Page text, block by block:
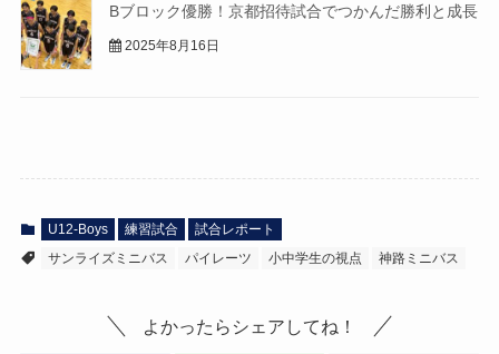
Bブロック優勝！京都招待試合でつかんだ勝利と成長
2025年8月16日
U12-Boys 練習試合
試合レポート
サンライズミニバス
パイレーツ 小中学生の視点 神路ミニバス
よかったらシェアしてね！